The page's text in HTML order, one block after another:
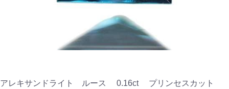
アレキサンドライト ルース 0.16ct プリンセスカット